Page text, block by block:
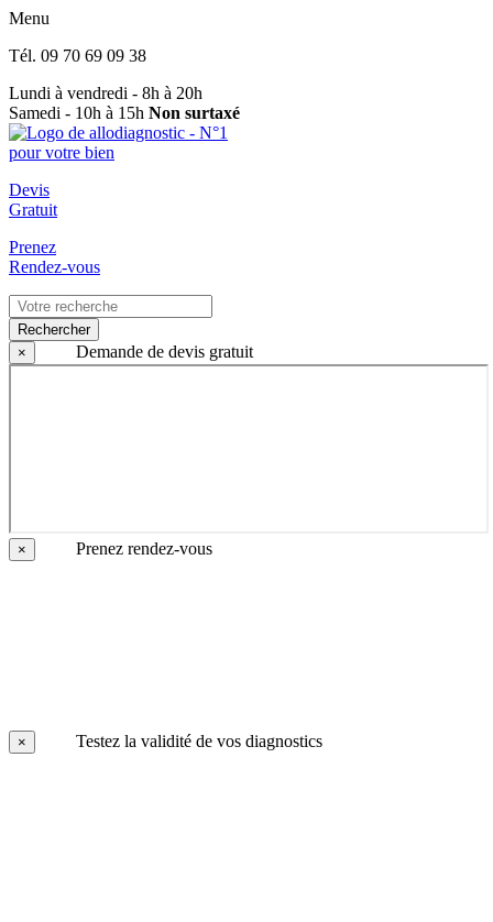
Menu
Tél. 09 70 69 09 38
Lundi à vendredi - 8h à 20h
Samedi - 10h à 15h Non surtaxé
Devis
Gratuit
Prenez
Rendez-vous
Rechercher
×
Demande de devis gratuit
× Prenez rendez-vous
× Testez la validité de vos diagnostics